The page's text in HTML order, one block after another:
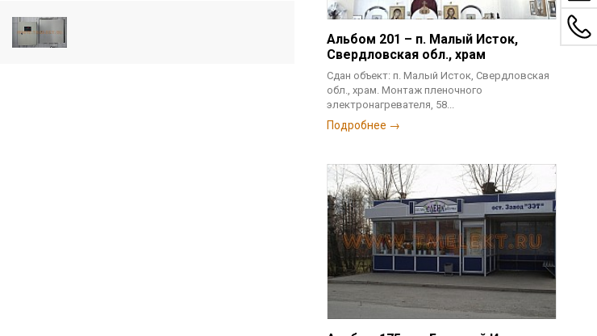
Альбом 201 – п. Малый Исток,
Свердловская обл., храм
Сдан объект: п. Малый Исток, Свердловская
обл., храм. Монтаж пленочного
электронагревателя, 58...
Подробнее →